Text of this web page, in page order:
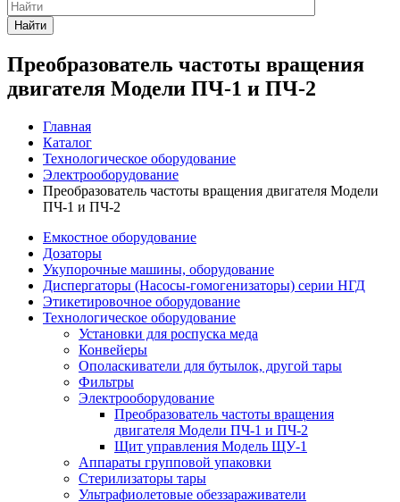
Найти
Преобразователь частоты вращения
двигателя Модели ПЧ-1 и ПЧ-2
Главная
Каталог
Технологическое оборудование
Электрооборудование
Преобразователь частоты вращения двигателя Модели
ПЧ-1 и ПЧ-2
Емкостное оборудование
Дозаторы
Укупорочные машины, оборудование
Диспергаторы (Насосы-гомогенизаторы) серии НГД
Этикетировочное оборудование
Технологическое оборудование
Установки для роспуска меда
Конвейеры
Ополаскиватели для бутылок, другой тары
Фильтры
Электрооборудование
Преобразователь частоты вращения
двигателя Модели ПЧ-1 и ПЧ-2
Щит управления Модель ЩУ-1
Аппараты групповой упаковки
Стерилизаторы тары
Ультрафиолетовые обеззараживатели